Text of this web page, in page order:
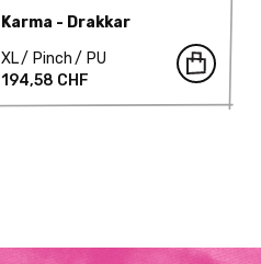
Karma - Drakkar
XL
Pinch
PU
194,58 CHF